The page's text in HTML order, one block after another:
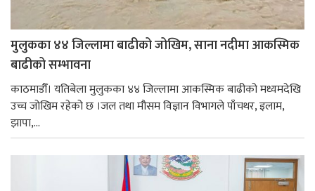
मुलुकका ४४ जिल्लामा बाढीको जोखिम, साना नदीमा आकस्मिक
बाढीको सम्भावना
काठमाडौँ। यतिबेला मुलुकका ४४ जिल्लामा आकस्मिक बाढीको मध्यमदेखि
उच्च जोखिम रहेको छ ।जल तथा मौसम विज्ञान विभागले पाँचथर, इलाम,
झापा,...